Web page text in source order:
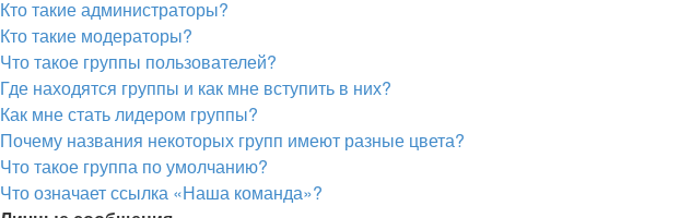
Кто такие администраторы?
Кто такие модераторы?
Что такое группы пользователей?
Где находятся группы и как мне вступить в них?
Как мне стать лидером группы?
Почему названия некоторых групп имеют разные цвета?
Что такое группа по умолчанию?
Что означает ссылка «Наша команда»?